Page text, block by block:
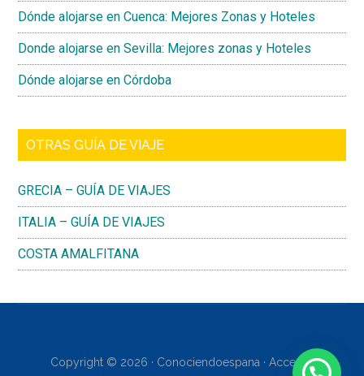
Dónde alojarse en Cuenca: Mejores Zonas y Hoteles
Donde alojarse en Sevilla: Mejores zonas y Hoteles
Dónde alojarse en Córdoba
OTRAS GUÍA DE VIAJE
GRECIA – GUÍA DE VIAJES
ITALIA – GUÍA DE VIAJES
COSTA AMALFITANA
Copyright © 2026 · Conociendoespana · Acceder